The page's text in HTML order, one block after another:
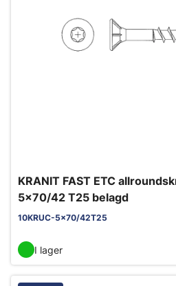
KRANIT FAST ETC
5x70/42 T25 belagd
10KRUC-5x70/42T25
I lager